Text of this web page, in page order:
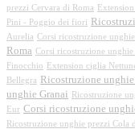
prezzi Cervara di Roma
Pini - Poggio dei fiori
Aurelia Corsi ricostruzione unghie
Roma Corsi ricostruzione unghie
Finocchio
Extension ciglia
Bellegra
Ricostruzione unghie
unghie Granai
Ricostruzione
Eur Corsi ricostruzione
Ricostruzione unghie prezzi Cola